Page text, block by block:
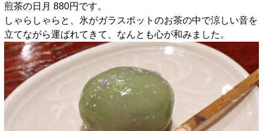
煎茶の日月 880円です。
しゃらしゃらと、氷がガラスポットのお茶の中で涼しい音を
立てながら運ばれてきて、なんとも心が和みました。